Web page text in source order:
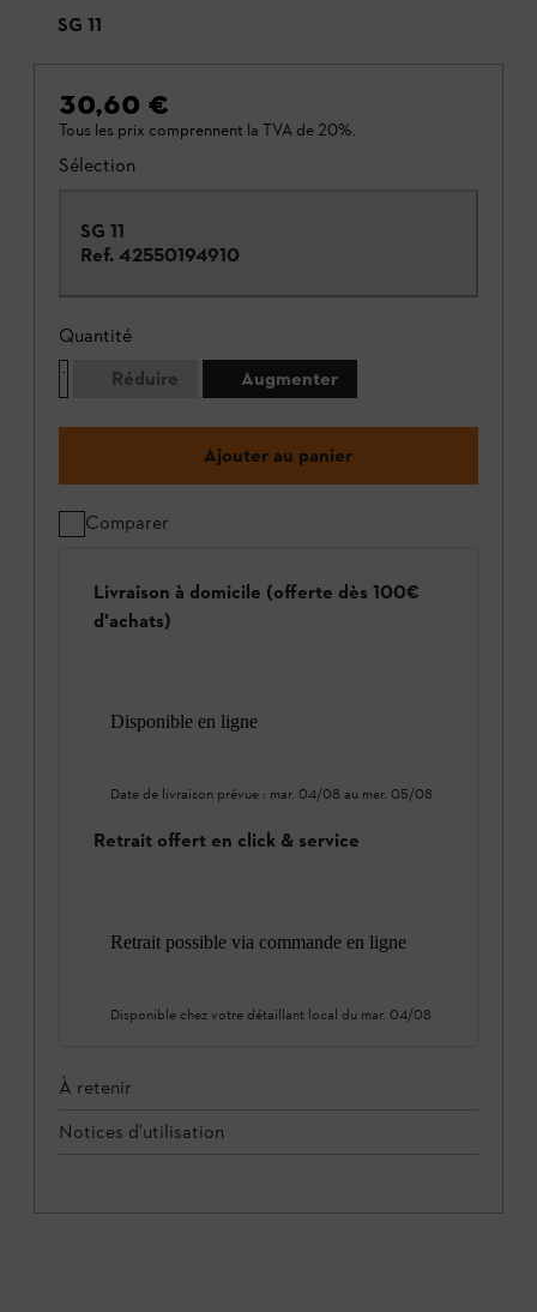
SG 11
30,60 €
Tous les prix comprennent la TVA de 20%.
Sélection
SG 11
Ref. 42550194910
Quantité
Réduire
Augmenter
Ajouter au panier
Comparer
Livraison à domicile (offerte dès 100€
d'achats)
Disponible en ligne
Date de livraison prévue : mar. 04/08 au mer. 05/08
Retrait offert en click & service
Retrait possible via commande en ligne
Disponible chez votre détaillant local du mar. 04/08
À retenir
Notices d'utilisation